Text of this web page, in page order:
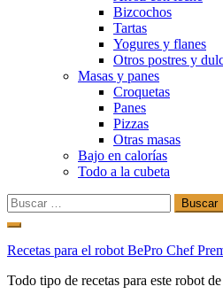
Bizcochos
Tartas
Yogures y flanes
Otros postres y
Masas y panes
Croquetas
Panes
Pizzas
Otras masas
Bajo en calorías
Todo a la cubeta
Buscar:
Ir
contenido
Recetas para el robot BePro Chef
Todo tipo de recetas para este robot